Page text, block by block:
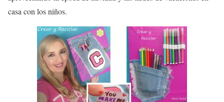
casa con los niños.